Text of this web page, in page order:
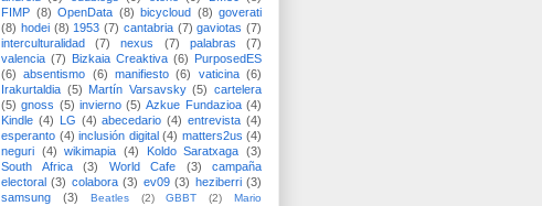
FIMP (8) OpenData (8) bicycloud (8) goverati
(8) hodei (8) 1953 (7) cantabria (7) gaviotas (7)
interculturalidad
(7) nexus (7) palabras
(7)
valencia (7) Bizkaia Creaktiva (6) PurposedES
(6)
absentismo (6) manifiesto (6) vaticina (6)
Irakurtaldia (5) Martín Varsavsky (5) cartelera
(5) gnoss (5) invierno (5) Azkue Fundazioa (4)
Kindle (4) LG (4) abecedario (4) entrevista (4)
esperanto (4) inclusión digital (4) matters2us (4)
neguri (4) wikimapia (4) Koldo Saratxaga (3)
South Africa
(3) World Cafe (3)
campaña
electoral (3) colabora (3) ev09 (3) heziberri (3)
samsung
(3) Beatles (2) GBBT (2)
Mario